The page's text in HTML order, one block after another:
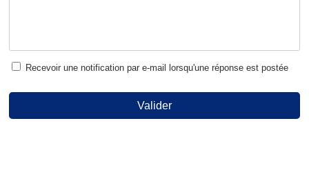
Recevoir une notification par e-mail lorsqu'une réponse est postée
Valider